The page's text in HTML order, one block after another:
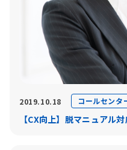
2019.10.18 コールセンタ
【CX向上】脱マニュアル